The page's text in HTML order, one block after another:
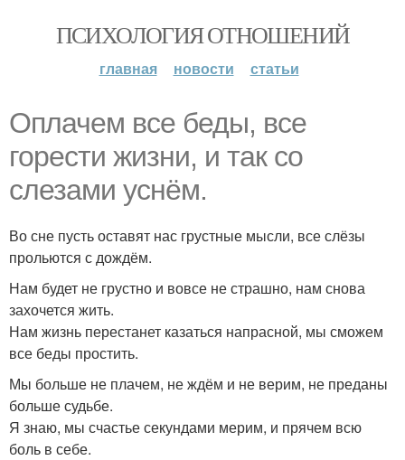
ПСИХОЛОГИЯ ОТНОШЕНИЙ
главная новости статьи
Оплачем все беды, все
горести жизни, и так со
слезами уснём.
Во сне пусть оставят нас грустные мысли, все слёзы
прольются с дождём.
Нам будет не грустно и вовсе не страшно, нам снова
захочется жить.
Нам жизнь перестанет казаться напрасной, мы сможем
все беды простить.
Мы больше не плачем, не ждём и не верим, не преданы
больше судьбе.
Я знаю, мы счастье секундами мерим, и прячем всю
боль в себе.